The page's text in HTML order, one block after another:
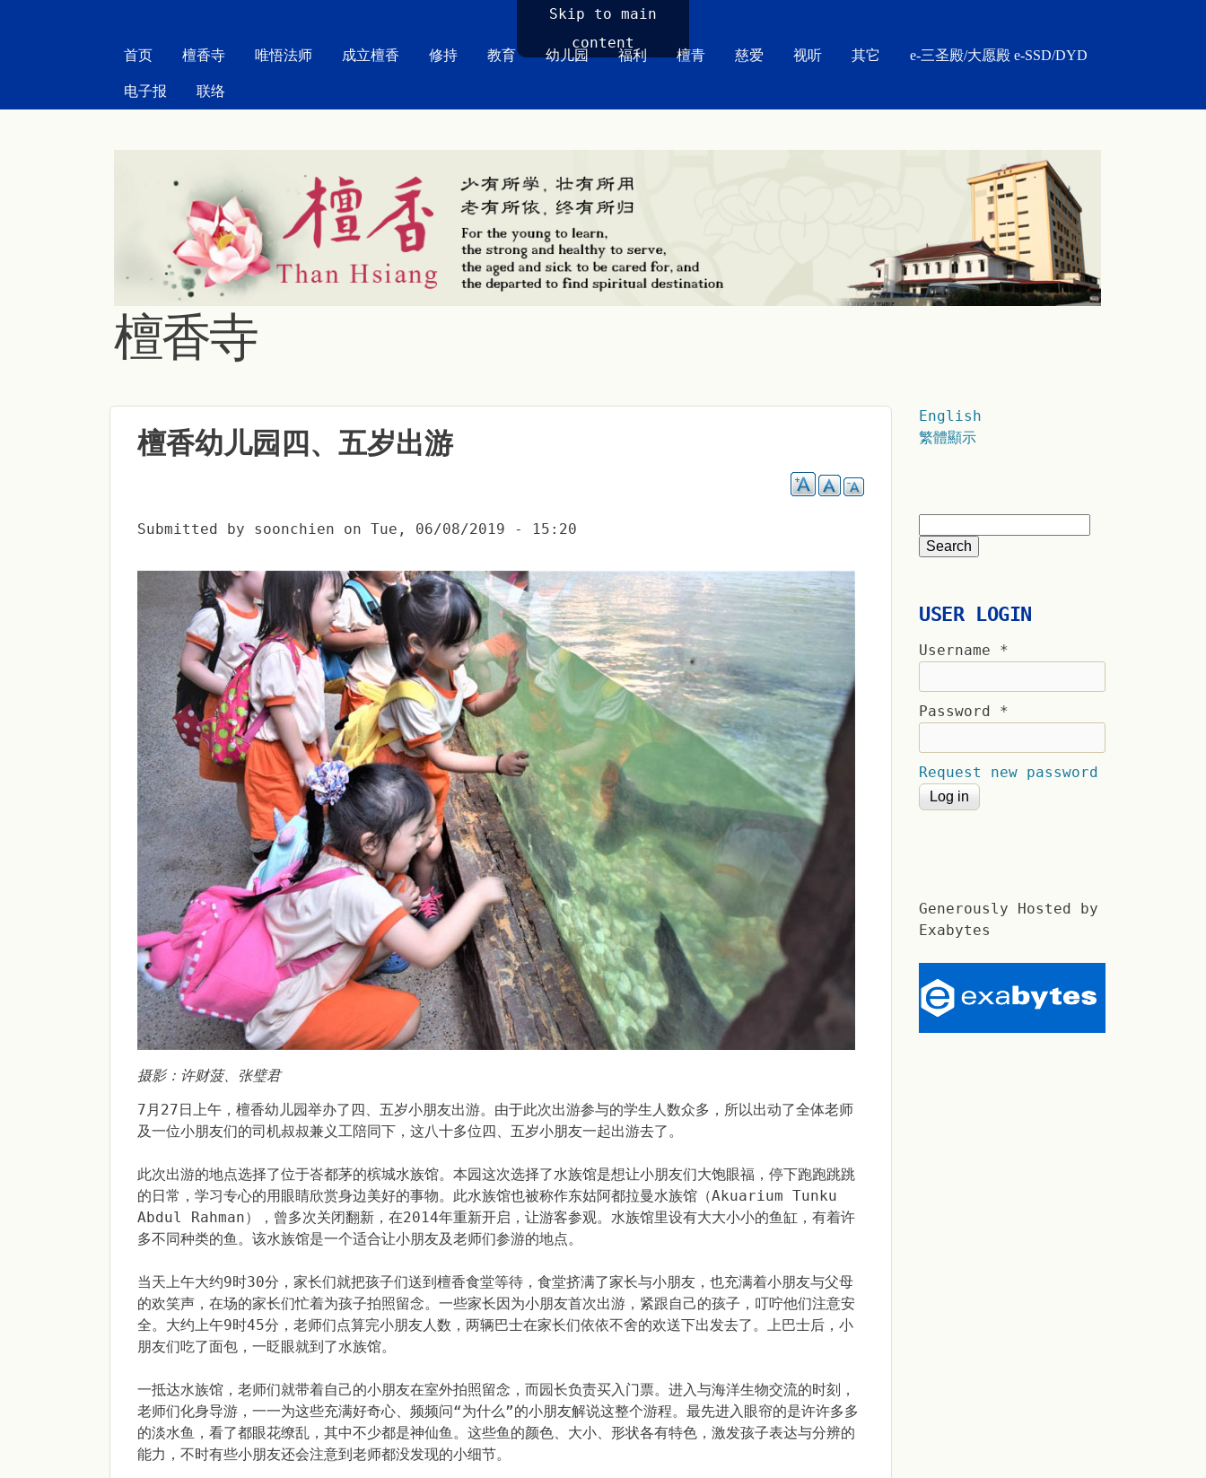
Skip to main
content
首页 檀香寺 唯悟法师 成立檀香 修持 教育 幼儿园 福利 檀青 慈爱 视听 其它 e-三圣殿/大愿殿 e-SSD/DYD
电子报 联络
檀香寺
檀香幼儿园四、五岁出游
Submitted by soonchien on Tue, 06/08/2019 - 15:20
摄影：许财菠、张璧君
7月27日上午，檀香幼儿园举办了四、五岁小朋友出游。由于此次出游参与的学生人数众多，所以出动了全体老师
及一位小朋友们的司机叔叔兼义工陪同下，这八十多位四、五岁小朋友一起出游去了。
此次出游的地点选择了位于峇都茅的槟城水族馆。本园这次选择了水族馆是想让小朋友们大饱眼福，停下跑跑跳跳
的日常，学习专心的用眼睛欣赏身边美好的事物。此水族馆也被称作东姑阿都拉曼水族馆（Akuarium Tunku
Abdul Rahman），曾多次关闭翻新，在2014年重新开启，让游客参观。水族馆里设有大大小小的鱼缸，有着许
多不同种类的鱼。该水族馆是一个适合让小朋友及老师们参游的地点。
当天上午大约9时30分，家长们就把孩子们送到檀香食堂等待，食堂挤满了家长与小朋友，也充满着小朋友与父母
的欢笑声，在场的家长们忙着为孩子拍照留念。一些家长因为小朋友首次出游，紧跟自己的孩子，叮咛他们注意安
全。大约上午9时45分，老师们点算完小朋友人数，两辆巴士在家长们依依不舍的欢送下出发去了。上巴士后，小
朋友们吃了面包，一眨眼就到了水族馆。
一抵达水族馆，老师们就带着自己的小朋友在室外拍照留念，而园长负责买入门票。进入与海洋生物交流的时刻，
老师们化身导游，一一为这些充满好奇心、频频问“为什么”的小朋友解说这整个游程。最先进入眼帘的是许许多多
的淡水鱼，看了都眼花缭乱，其中不少都是神仙鱼。这些鱼的颜色、大小、形状各有特色，激发孩子表达与分辨的
能力，不时有些小朋友还会注意到老师都没发现的小细节。
English
繁體顯示
USER LOGIN
Username *
Password *
Request new password
Generously Hosted by
Exabytes